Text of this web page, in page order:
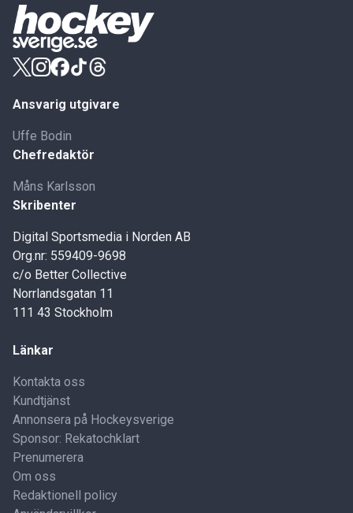
Ansvarig utgivare
Uffe Bodin
Chefredaktör
Måns Karlsson
Skribenter
Digital Sportsmedia i Norden AB
Org.nr: 559409-9698
c/o Better Collective
Norrlandsgatan 11
111 43 Stockholm
Länkar
Kontakta oss
Kundtjänst
Annonsera på Hockeysverige
Sponsor: Rekatochklart
Prenumerera
Om oss
Redaktionell policy